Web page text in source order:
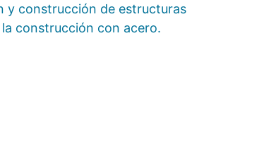
y construcción de estructuras
construcción con acero.